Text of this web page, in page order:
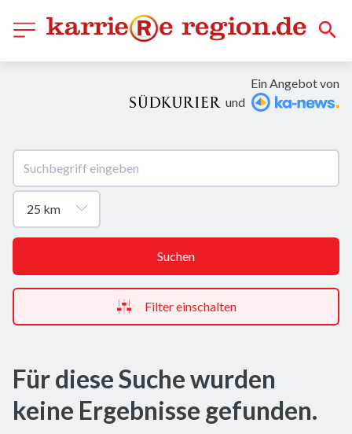
Ein Angebot von
und
Suchen
Filter einschalten
Für diese Suche wurden
keine Ergebnisse gefunden.